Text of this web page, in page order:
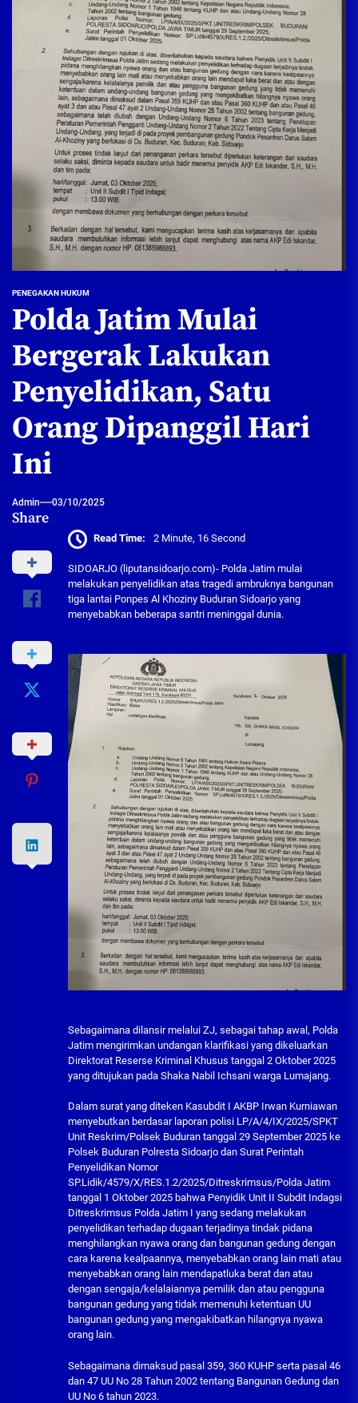
PENEGAKAN HUKUM
Polda Jatim Mulai
Bergerak Lakukan
Penyelidikan, Satu
Orang Dipanggil Hari
Ini
Admin 03/10/2025
Share
Read Time: 2 Minute, 16 Second
SIDOARJO (liputansidoarjo.com)- Polda Jatim mulai
melakukan penyelidikan atas tragedi ambruknya bangunan
tiga lantai Ponpes Al Khoziny Buduran Sidoarjo yang
menyebabkan beberapa santri meninggal dunia.
Sebagaimana dilansir melalui ZJ, sebagai tahap awal, Polda
Jatim mengirimkan undangan klarifikasi yang dikeluarkan
Direktorat Reserse Kriminal Khusus tanggal 2 Oktober 2025
yang ditujukan pada Shaka Nabil Ichsani warga Lumajang.
Dalam surat yang diteken Kasubdit I AKBP Irwan Kurniawan
menyebutkan berdasar laporan polisi LP/A/4/IX/2025/SPKT
Unit Reskrim/Polsek Buduran tanggal 29 September 2025 ke
Polsek Buduran Polresta Sidoarjo dan Surat Perintah
Penyelidikan Nomor
SP.Lidik/4579/X/RES.1.2/2025/Ditreskrimsus/Polda Jatim
tanggal 1 Oktober 2025 bahwa Penyidik Unit II Subdit Indagsi
Ditreskrimsus Polda Jatim I yang sedang melakukan
penyelidikan terhadap dugaan terjadinya tindak pidana
menghilangkan nyawa orang dan bangunan gedung dengan
cara karena kealpaannya, menyebabkan orang lain mati atau
menyebabkan orang lain mendapatluka berat dan atau
dengan sengaja/kelalaiannya pemilik dan atau pengguna
bangunan gedung yang tidak memenuhi ketentuan UU
bangunan gedung yang mengakibatkan hilangnya nyawa
orang lain.
Sebagaimana dimaksud pasal 359, 360 KUHP serta pasal 46
dan 47 UU No 28 Tahun 2002 tentang Bangunan Gedung dan
UU No 6 tahun 2023.